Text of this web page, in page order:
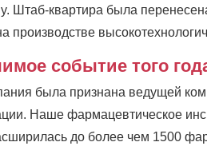
Штаб-квартира была
производстве
событие того
была признана ведущей
Наше фармацевтическое
до более чем 1500